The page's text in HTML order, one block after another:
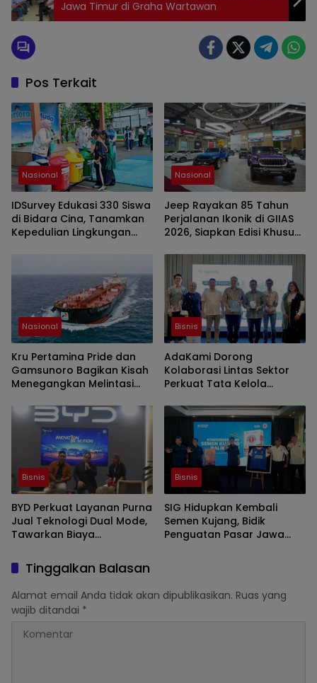
Jawa Timur di Graha Wartawan
Pos Terkait
Nasional
IDSurvey Edukasi 330 Siswa
di Bidara Cina, Tanamkan
Kepedulian Lingkungan
Nasional
Jeep Rayakan 85 Tahun
Perjalanan Ikonik di GIIAS
2026, Siapkan Edisi Khusus
Pelanggan
Nasional
Kru Pertamina Pride dan
Gamsunoro Bagikan Kisah
Menegangkan Melintasi
Konflik
Bisnis
AdaKami Dorong
Kolaborasi Lintas Sektor
Perkuat Tata Kelola
AI
Bisnis
BYD Perkuat Layanan Purna
Jual Teknologi Dual Mode,
Tawarkan Biaya
Bisnis
SIG Hidupkan Kembali
Semen Kujang, Bidik
Penguatan Pasar Jawa
Tinggalkan Balasan
Alamat email Anda tidak akan dipublikasikan. Ruas yang
wajib ditandai *